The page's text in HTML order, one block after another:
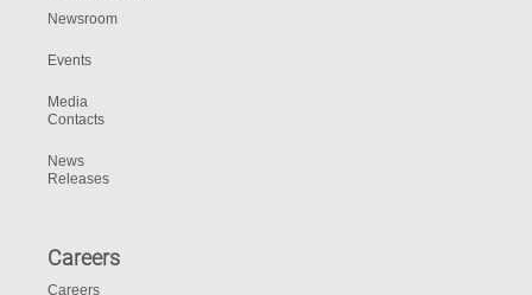
Newsroom
Events
Media
Contacts
News
Releases
Careers
Careers